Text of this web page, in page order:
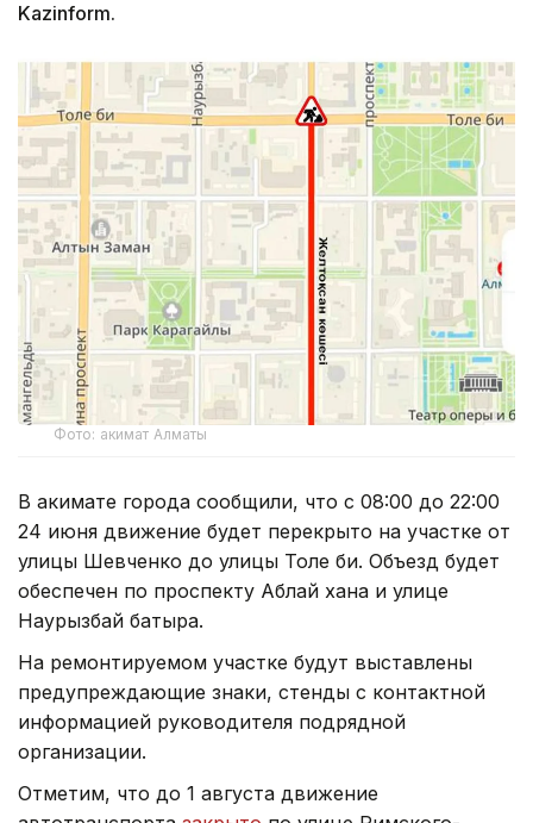
Kazinform.
Фото: акимат Алматы
В акимате города сообщили, что с 08:00 до 22:00
24 июня движение будет перекрыто на участке от
улицы Шевченко до улицы Толе би. Объезд будет
обеспечен по проспекту Аблай хана и улице
Наурызбай батыра.
На ремонтируемом участке будут выставлены
предупреждающие знаки, стенды с контактной
информацией руководителя подрядной
организации.
Отметим, что до 1 августа движение